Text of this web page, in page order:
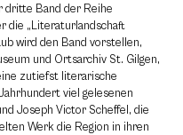
dritte Band der Reihe
die „Literaturlandschaft
wird den Band vorstellen,
und Ortsarchiv St. Gilgen,
zutiefst literarische
viel gelesenen
Joseph Victor Scheffel, die
Werk die Region in ihren